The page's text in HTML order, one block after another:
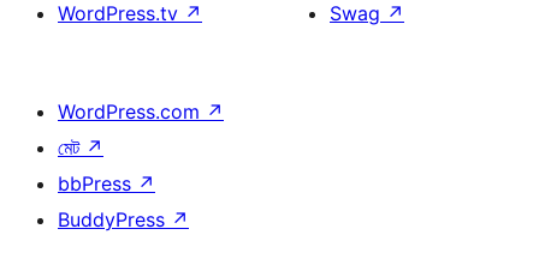
WordPress.tv ↗
Swag ↗
WordPress.com ↗
মেট ↗
bbPress ↗
BuddyPress ↗